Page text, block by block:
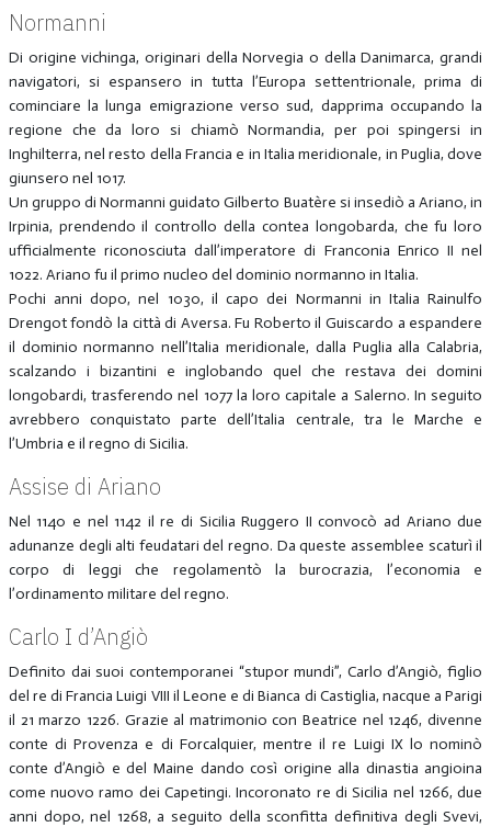
Normanni
Di origine vichinga, originari della Norvegia o della Danimarca, grandi
navigatori, si espansero in tutta l’Europa settentrionale, prima di
cominciare la lunga emigrazione verso sud, dapprima occupando la
regione che da loro si chiamò Normandia, per poi spingersi in
Inghilterra, nel resto della Francia e in Italia meridionale, in Puglia, dove
giunsero nel 1017.
Un gruppo di Normanni guidato Gilberto Buatère si insediò a Ariano, in
Irpinia, prendendo il controllo della contea longobarda, che fu loro
ufficialmente riconosciuta dall’imperatore di Franconia Enrico II nel
1022. Ariano fu il primo nucleo del dominio normanno in Italia.
Pochi anni dopo, nel 1030, il capo dei Normanni in Italia Rainulfo
Drengot fondò la città di Aversa. Fu Roberto il Guiscardo a espandere
il dominio normanno nell’Italia meridionale, dalla Puglia alla Calabria,
scalzando i bizantini e inglobando quel che restava dei domini
longobardi, trasferendo nel 1077 la loro capitale a Salerno. In seguito
avrebbero conquistato parte dell’Italia centrale, tra le Marche e
l’Umbria e il regno di Sicilia.
Assise di Ariano
Nel 1140 e nel 1142 il re di Sicilia Ruggero II convocò ad Ariano due
adunanze degli alti feudatari del regno. Da queste assemblee scaturì il
corpo di leggi che regolamentò la burocrazia, l’economia e
l’ordinamento militare del regno.
Carlo I d’Angiò
Definito dai suoi contemporanei “stupor mundi”, Carlo d’Angiò, figlio
del re di Francia Luigi VIII il Leone e di Bianca di Castiglia, nacque a Parigi
il 21 marzo 1226. Grazie al matrimonio con Beatrice nel 1246, divenne
conte di Provenza e di Forcalquier, mentre il re Luigi IX lo nominò
conte d’Angiò e del Maine dando così origine alla dinastia angioina
come nuovo ramo dei Capetingi. Incoronato re di Sicilia nel 1266, due
anni dopo, nel 1268, a seguito della sconfitta definitiva degli Svevi,